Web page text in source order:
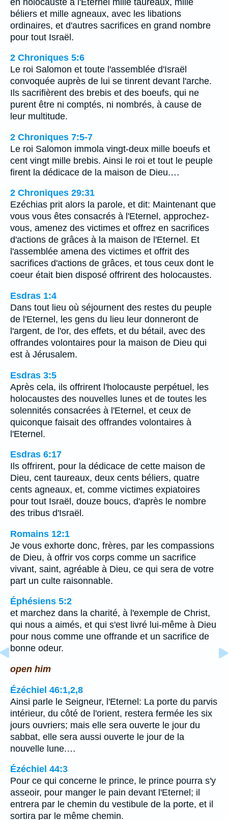
béliers et mille agneaux, avec les libations
ordinaires, et d'autres sacrifices en grand nombre
pour tout Israël.
2 Chroniques 5:6
Le roi Salomon et toute l'assemblée d'Israël
convoquée auprès de lui se tinrent devant l'arche.
Ils sacrifièrent des brebis et des boeufs, qui ne
purent être ni comptés, ni nombrés, à cause de
leur multitude.
2 Chroniques 7:5-7
Le roi Salomon immola vingt-deux mille boeufs et
cent vingt mille brebis. Ainsi le roi et tout le peuple
firent la dédicace de la maison de Dieu.…
2 Chroniques 29:31
Ezéchias prit alors la parole, et dit: Maintenant que
vous vous êtes consacrés à l'Eternel, approchez-
vous, amenez des victimes et offrez en sacrifices
d'actions de grâces à la maison de l'Eternel. Et
l'assemblée amena des victimes et offrit des
sacrifices d'actions de grâces, et tous ceux dont le
coeur était bien disposé offrirent des holocaustes.
Esdras 1:4
Dans tout lieu où séjournent des restes du peuple
de l'Eternel, les gens du lieu leur donneront de
l'argent, de l'or, des effets, et du bétail, avec des
offrandes volontaires pour la maison de Dieu qui
est à Jérusalem.
Esdras 3:5
Après cela, ils offrirent l'holocauste perpétuel, les
holocaustes des nouvelles lunes et de toutes les
solennités consacrées à l'Eternel, et ceux de
quiconque faisait des offrandes volontaires à
l'Eternel.
Esdras 6:17
Ils offrirent, pour la dédicace de cette maison de
Dieu, cent taureaux, deux cents béliers, quatre
cents agneaux, et, comme victimes expiatoires
pour tout Israël, douze boucs, d'après le nombre
des tribus d'Israël.
Romains 12:1
Je vous exhorte donc, frères, par les compassions
de Dieu, à offrir vos corps comme un sacrifice
vivant, saint, agréable à Dieu, ce qui sera de votre
part un culte raisonnable.
Éphésiens 5:2
et marchez dans la charité, à l'exemple de Christ,
qui nous a aimés, et qui s'est livré lui-même à Dieu
pour nous comme une offrande et un sacrifice de
bonne odeur.
open him
Ézéchiel 46:1,2,8
Ainsi parle le Seigneur, l'Eternel: La porte du parvis
intérieur, du côté de l'orient, restera fermée les six
jours ouvriers; mais elle sera ouverte le jour du
sabbat, elle sera aussi ouverte le jour de la
nouvelle lune.…
Ézéchiel 44:3
Pour ce qui concerne le prince, le prince pourra s'y
asseoir, pour manger le pain devant l'Eternel; il
entrera par le chemin du vestibule de la porte, et il
sortira par le même chemin.